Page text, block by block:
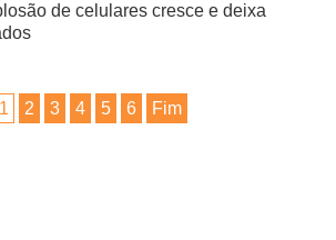
de celulares cresce e deixa
1 2 3 4 5 6 Fim